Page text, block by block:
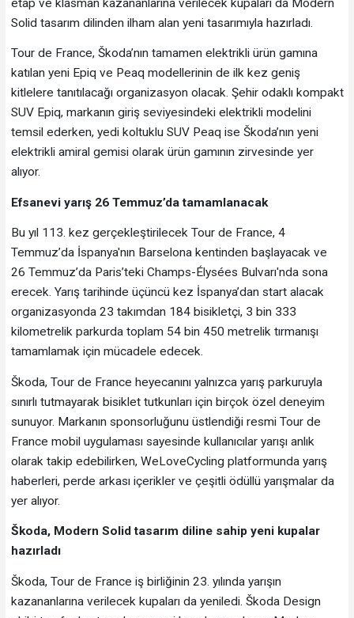
etap ve klasman kazananlarına verilecek kupaları da Modern
Solid tasarım dilinden ilham alan yeni tasarımıyla hazırladı.
Tour de France, Škoda’nın tamamen elektrikli ürün gamına
katılan yeni Epiq ve Peaq modellerinin de ilk kez geniş
kitlelere tanıtılacağı organizasyon olacak. Şehir odaklı kompakt
SUV Epiq, markanın giriş seviyesindeki elektrikli modelini
temsil ederken, yedi koltuklu SUV Peaq ise Škoda’nın yeni
elektrikli amiral gemisi olarak ürün gamının zirvesinde yer
alıyor.
Efsanevi yarış 26 Temmuz’da tamamlanacak
Bu yıl 113. kez gerçekleştirilecek Tour de France, 4
Temmuz’da İspanya'nın Barselona kentinden başlayacak ve
26 Temmuz’da Paris’teki Champs-Élysées Bulvarı'nda sona
erecek. Yarış tarihinde üçüncü kez İspanya’dan start alacak
organizasyonda 23 takımdan 184 bisikletçi, 3 bin 333
kilometrelik parkurda toplam 54 bin 450 metrelik tırmanışı
tamamlamak için mücadele edecek.
Škoda, Tour de France heyecanını yalnızca yarış parkuruyla
sınırlı tutmayarak bisiklet tutkunları için birçok özel deneyim
sunuyor. Markanın sponsorluğunu üstlendiği resmi Tour de
France mobil uygulaması sayesinde kullanıcılar yarışı anlık
olarak takip edebilirken, WeLoveCycling platformunda yarış
haberleri, perde arkası içerikler ve çeşitli ödüllü yarışmalar da
yer alıyor.
Škoda, Modern Solid tasarım diline sahip yeni kupalar
hazırladı
Škoda, Tour de France iş birliğinin 23. yılında yarışın
kazananlarına verilecek kupaları da yeniledi. Škoda Design